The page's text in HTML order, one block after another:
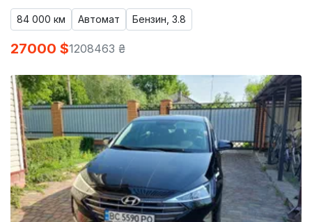
84 000 км Автомат Бензин, 3.8
27000 $1208463 ₴